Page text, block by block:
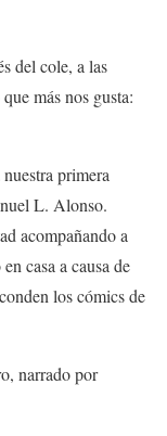
del cole, a las
más nos gusta:
primera
L. Alonso.
acompañando a
casa a causa de
los cómics de
narrado por